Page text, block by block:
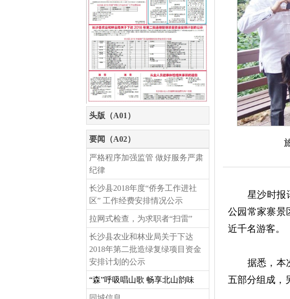
头版（A01）
要闻（A02）
严格程序加强监管 做好服务严肃
纪律
长沙县2018年度“侨务工作进社
区” 工作经费安排情况公示
拉网式检查，为求职者“扫雷”
长沙县农业和林业局关于下达
2018年第二批造绿复绿项目资金
安排计划的公示
“森”呼吸唱山歌 畅享北山韵味
旅
星沙时报讯
公园常家寨景
近千名游客。
据悉，本次
五部分组成，